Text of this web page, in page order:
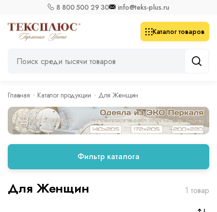
8 800 500 29 30 info@teks-plus.ru
Каталог товаров
Главная Каталог продукции Для Женщин
Фильтр каталога
Для Женщин 1 товар